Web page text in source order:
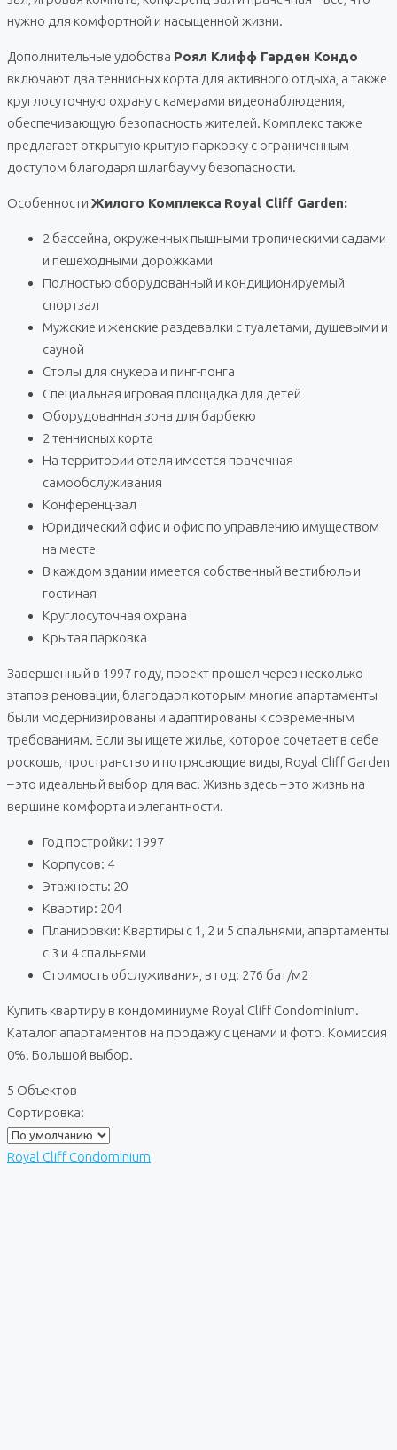
нужно для комфортной и насыщенной жизни.
Дополнительные удобства Роял Клифф Гарден Кондо
включают два теннисных корта для активного отдыха, а также
круглосуточную охрану с камерами видеонаблюдения,
обеспечивающую безопасность жителей. Комплекс также
предлагает открытую крытую парковку с ограниченным
доступом благодаря шлагбауму безопасности.
Особенности Жилого Комплекса Royal Cliff Garden:
2 бассейна, окруженных пышными тропическими садами
и пешеходными дорожками
Полностью оборудованный и кондиционируемый
спортзал
Мужские и женские раздевалки с туалетами, душевыми и
сауной
Столы для снукера и пинг-понга
Специальная игровая площадка для детей
Оборудованная зона для барбекю
2 теннисных корта
На территории отеля имеется прачечная
самообслуживания
Конференц-зал
Юридический офис и офис по управлению имуществом
на месте
В каждом здании имеется собственный вестибюль и
гостиная
Круглосуточная охрана
Крытая парковка
Завершенный в 1997 году, проект прошел через несколько
этапов реновации, благодаря которым многие апартаменты
были модернизированы и адаптированы к современным
требованиям. Если вы ищете жилье, которое сочетает в себе
роскошь, пространство и потрясающие виды, Royal Cliff Garden
– это идеальный выбор для вас. Жизнь здесь – это жизнь на
вершине комфорта и элегантности.
Год постройки: 1997
Корпусов: 4
Этажность: 20
Квартир: 204
Планировки: Квартиры с 1, 2 и 5 спальнями, апартаменты
с 3 и 4 спальнями
Стоимость обслуживания, в год: 276 бат/м2
Купить квартиру в кондоминиуме Royal Cliff Condominium.
Каталог апартаментов на продажу с ценами и фото. Комиссия
0%. Большой выбор.
5 Объектов
Сортировка:
Royal Cliff Condominium